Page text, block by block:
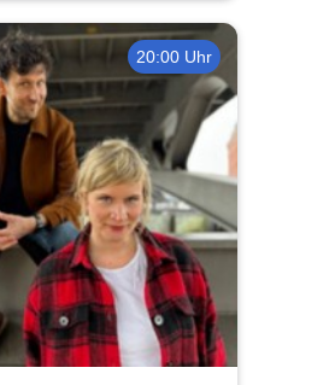
20:00 Uhr